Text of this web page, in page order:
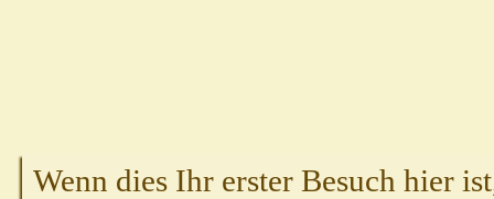
Wenn dies Ihr erster Besuch hier